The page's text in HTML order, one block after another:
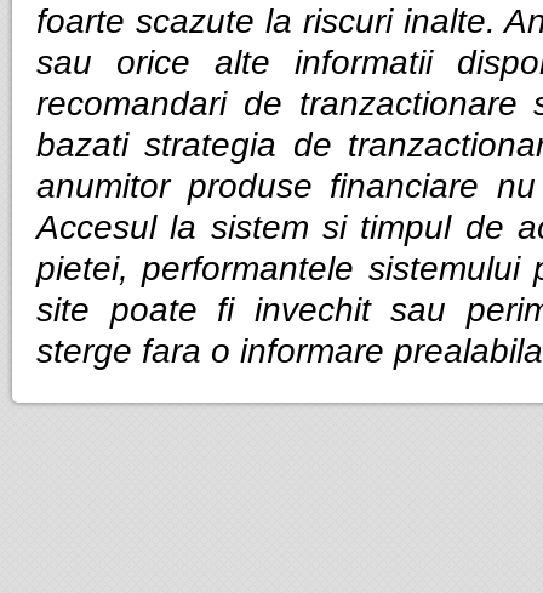
foarte scazute la riscuri inalte.
sau orice alte informatii
recomandari de
bazati strategia de
anumitor produse financiare
Accesul la sistem si timpul de
pietei, performantele
site poate fi invechit sau
sterge fara o informare